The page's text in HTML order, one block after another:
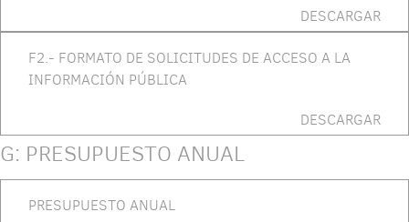
DESCARGAR
F2.- FORMATO DE SOLICITUDES DE ACCESO A LA
INFORMACIÓN PÚBLICA
DESCARGAR
G: PRESUPUESTO ANUAL
PRESUPUESTO ANUAL